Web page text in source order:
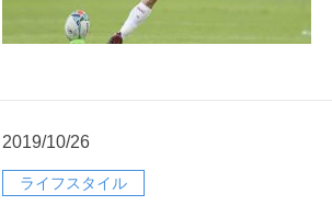
2019/10/26
ライフスタイル